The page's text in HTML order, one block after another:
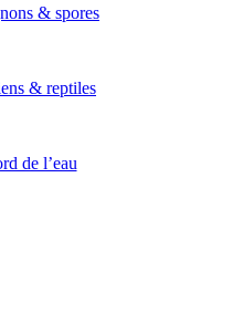
& spores
& reptiles
de l’eau